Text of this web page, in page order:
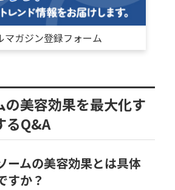
マガジン登録フォーム
の美容効果を最大化す
るQ&A
ームの美容効果とは具体
すか？